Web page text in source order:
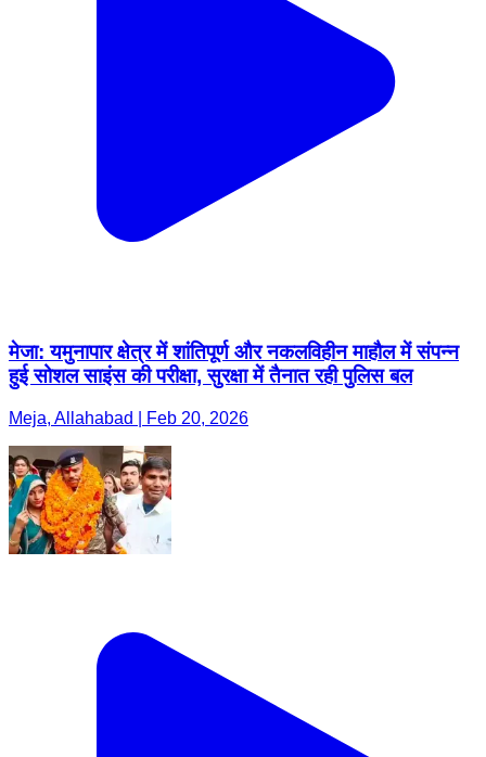
मेजा: यमुनापार क्षेत्र में शांतिपूर्ण और नकलविहीन माहौल में संपन्न
हुई सोशल साइंस की परीक्षा, सुरक्षा में तैनात रही पुलिस बल
Meja, Allahabad | Feb 20, 2026